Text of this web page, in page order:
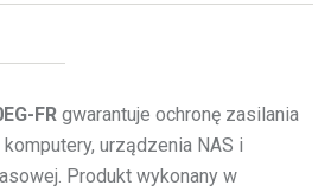
FR gwarantuje ochronę zasilania
urządzenia NAS i
Produkt wykonany w